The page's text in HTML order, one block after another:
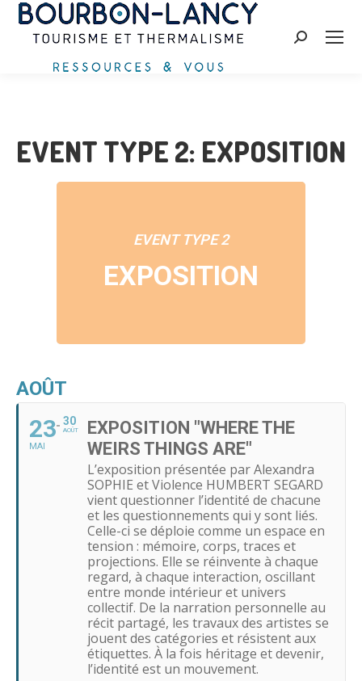
Recherche
EVENT TYPE 2: EXPOSITION
EVENT TYPE 2
EXPOSITION
AOÛT
23
MAI
30
AOÛT
EXPOSITION "WHERE THE
WEIRS THINGS ARE"
L’exposition présentée par Alexandra
SOPHIE et Violence HUMBERT SEGARD
vient questionner l’identité de chacune
et les questionnements qui y sont liés.
Celle-ci se déploie comme un espace en
tension : mémoire, corps, traces et
projections. Elle se réinvente à chaque
regard, à chaque interaction, oscillant
entre monde intérieur et univers
collectif. De la narration personnelle au
récit partagé, les travaux des artistes se
jouent des catégories et résistent aux
étiquettes. À la fois héritage et devenir,
l’identité est un mouvement.